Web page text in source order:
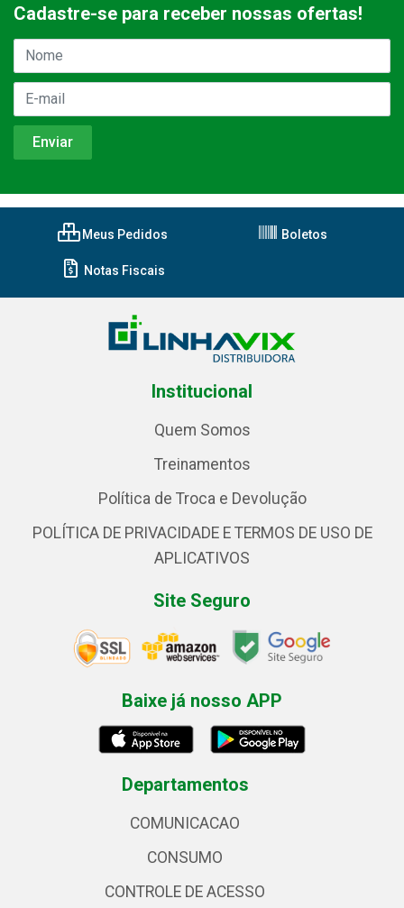
Cadastre-se para receber nossas ofertas!
Meus Pedidos Boletos
Notas Fiscais
Institucional
Quem Somos
Treinamentos
Política de Troca e Devolução
POLÍTICA DE PRIVACIDADE E TERMOS DE USO DE
APLICATIVOS
Site Seguro
Baixe já nosso APP
Departamentos
COMUNICACAO
CONSUMO
CONTROLE DE ACESSO